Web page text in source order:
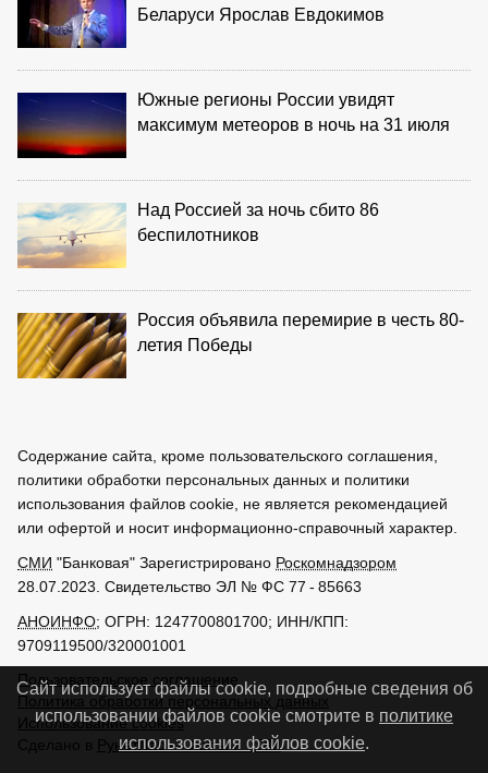
Беларуси Ярослав Евдокимов
Южные регионы России увидят
максимум метеоров в ночь на 31 июля
Над Россией за ночь сбито 86
беспилотников
Россия объявила перемирие в честь 80-
летия Победы
Содержание сайта, кроме пользовательского соглашения,
политики обработки персональных данных и политики
использования файлов cookie, не является рекомендацией
или офертой и носит информационно-справочный характер.
СМИ "Банковая" Зарегистрировано Роскомнадзором
28.07.2023. Свидетельство ЭЛ № ФС 77 - 85663
АНОИНФО; ОГРН: 1247700801700; ИНН/КПП:
9709119500/320001001
Пользовательское соглашение
Политика обработки персональных данных
Использование cookies
Сделано в
РунетЛаб – Сайты и CRM
Сайт использует файлы cookie, подробные сведения об
использовании файлов cookie смотрите в политике
использования файлов cookie.